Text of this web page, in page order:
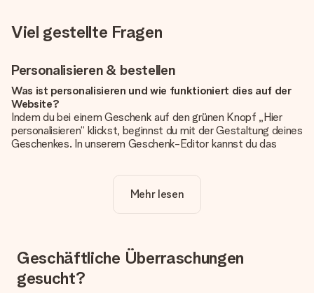
Viel gestellte Fragen
Personalisieren & bestellen
Was ist personalisieren und wie funktioniert dies auf der
Website?
Indem du bei einem Geschenk auf den grünen Knopf „Hier
personalisieren“ klickst, beginnst du mit der Gestaltung deines
Geschenkes. In unserem Geschenk-Editor kannst du das
noch eines unserer angebotenen Designs, um deinem
Geschenk die perfekte Ausstrahlung zu verleihen.
Personalisierung. So ist und bleibt es übersichtlich!
Hat mein Foto die richtige Qualität?
Wir möchten sicherstellen, dass du mit deinem Geschenk
Mehr lesen
Geschäftliche Überraschungen
gesucht?